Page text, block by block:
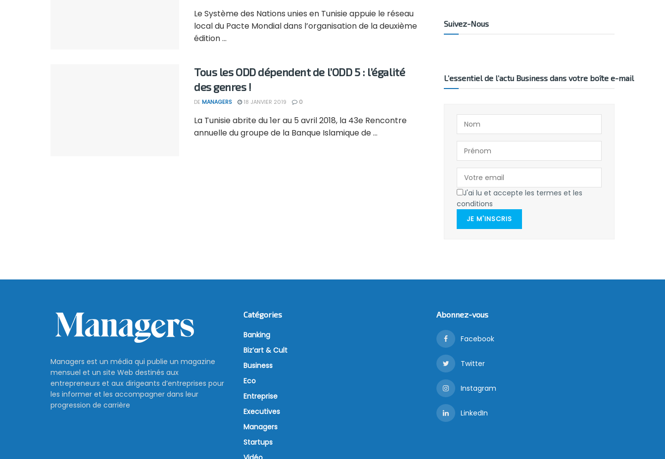
Le Système des Nations unies en Tunisie appuie le réseau
local du Pacte Mondial dans l’organisation de la deuxième
édition ...
Tous les ODD dépendent de l’ODD 5 : l’égalité
des genres !
DE MANAGERS 18 JANVIER 2019 0
La Tunisie abrite du 1er au 5 avril 2018, la 43e Rencontre
annuelle du groupe de la Banque Islamique de ...
Suivez-Nous
L’essentiel de l’actu Business dans votre boîte e-mail
J'ai lu et accepte les termes et les
conditions
JE M'INSCRIS
Managers est un média qui publie un magazine
mensuel et un site Web destinés aux
entrepreneurs et aux dirigeants d’entreprises pour
les informer et les accompagner dans leur
progression de carrière
Catégories
Banking
Biz’art & Cult
Business
Eco
Entreprise
Executives
Managers
Startups
Abonnez-vous
Facebook
Twitter
Instagram
LinkedIn